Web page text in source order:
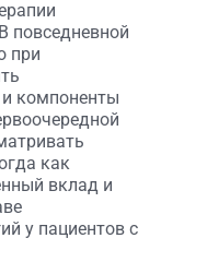
повседневной
при
компоненты
как
вклад и
у пациентов с